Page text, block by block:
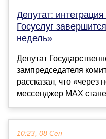
Депутат:
Госуслуг
недель»
Депутат
зампредседателя
рассказал, что «через
мессенджер MAX
10:23, 08 Сен